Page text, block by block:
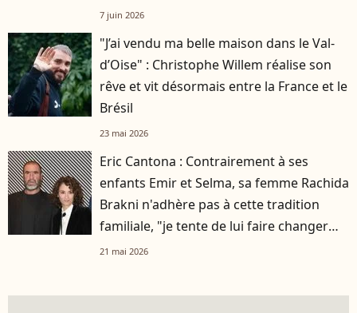
7 juin 2026
"J’ai vendu ma belle maison dans le Val-
d’Oise" : Christophe Willem réalise son
rêve et vit désormais entre la France et le
Brésil
23 mai 2026
Eric Cantona : Contrairement à ses
enfants Emir et Selma, sa femme Rachida
Brakni n'adhère pas à cette tradition
familiale, "je tente de lui faire changer
d'avis"
21 mai 2026